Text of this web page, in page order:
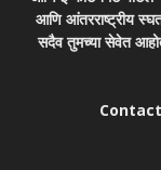
आणि आंतरराष्ट्रीय
सदैव तुमच्या सेवेत